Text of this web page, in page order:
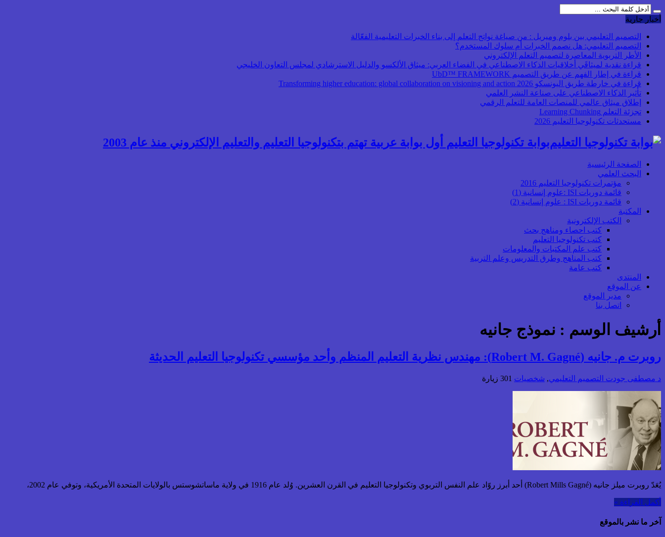
أخبار جارية
التصميم التعليمي بين بلوم وميريل : من صياغة نواتج التعلم إلى بناء الخبرات التعليمية الفعّالة
التصميم التعليمي: هل نصمم الخبرات أم سلوك المستخدم؟
الأطر التربوية المعاصرة لتصميم التعلم الإلكتروني
قراءة نقدية لميثاقَي أخلاقيات الذكاء الاصطناعي في الفضاء العربي: ميثاق الألكسو والدليل الاسترشادي لمجلس التعاون الخليجي
قراءة في إطار الفهم عن طريق التصميم UbD™ FRAMEWORK
قراءة في خارطة طريق اليونسكو 2026 Transforming higher education: global collaboration on visioning and action
تأثير الذكاء الاصطناعي على صناعة النشر العلمي
إطلاق ميثاق عالمي للمنصات العامة للتعلم الرقمي
تجزئة التعلم Learning Chunking
مستحدثات تكنولوجيا التعليم 2026
بوابة تكنولوجيا التعليم أول بوابة عربية تهتم بتكنولوجيا التعليم والتعليم الإلكتروني منذ عام 2003
الصفحة الرئيسية
البحث العلمي
مؤتمرات تكنولوجيا التعليم 2016
قائمة دوريات ISI :علوم إنسانية (1)
قائمة دوريات ISI : علوم إنسانية (2)
المكتبة
الكتب الإلكترونية
كتب احصاء ومناهج بحث
كتب تكنولوجيا التعليم
كتب علم المكتبات والمعلومات
كتب المناهج وطرق التدريس وعلم التربية
كتب عامة
المنتدى
عن الموقع
مدير الموقع
اتصل بنا
أرشيف الوسم : نموذج جانيه
روبرت م. جانيه (Robert M. Gagné): مهندس نظرية التعليم المنظم وأحد مؤسسي تكنولوجيا التعليم الحديثة
د مصطفى جودت التصميم التعليمي, شخصيات 301 زيارة
يُعَدّ روبرت ميلز جانيه (Robert Mills Gagné) أحد أبرز روّاد علم النفس التربوي وتكنولوجيا التعليم في القرن العشرين. وُلد عام 1916 في ولاية ماساتشوستس بالولايات المتحدة الأمريكية، وتوفي عام 2002،
أكمل القراءة »
آخر ما نشر بالموقع